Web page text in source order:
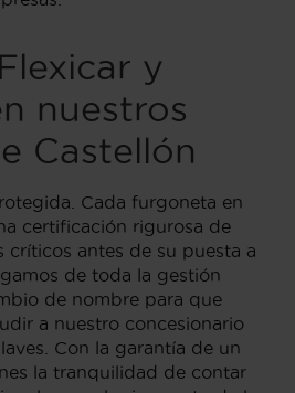
y
nuestros
Castellón
Cada furgoneta en
certificación rigurosa de
críticos antes de su puesta a
de toda la gestión
de nombre para que
a nuestro concesionario
Con la garantía de un
la tranquilidad de contar